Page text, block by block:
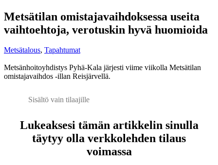
Metsätilan omistajavaihdoksessa useita
vaihtoehtoja, verotuskin hyvä huomioida
Metsätalous, Tapahtumat
Metsänhoitoyhdistys Pyhä-Kala järjesti viime viikolla Metsätilan
omistajavaihdos -illan Reisjärvellä.
Sisältö vain tilaajille
Lukeaksesi tämän artikkelin sinulla
täytyy olla verkkolehden tilaus
voimassa